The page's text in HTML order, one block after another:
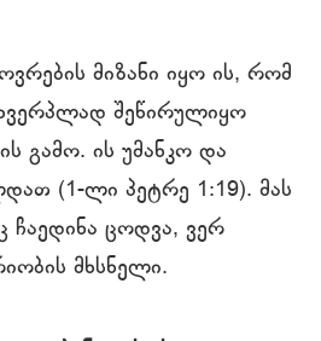
მიზანი იყო ის, რომ
შეწირულიყო
გამო. ის უმანკო და
(1-ლი პეტრე 1:19). მას
ცოდვა, ვერ
მხსნელი.